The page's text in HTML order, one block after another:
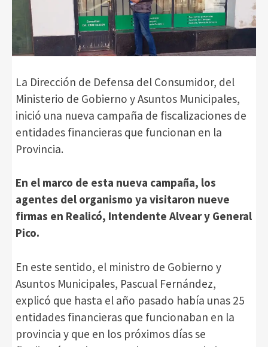
La Dirección de Defensa del Consumidor, del
Ministerio de Gobierno y Asuntos Municipales,
inició una nueva campaña de fiscalizaciones de
entidades financieras que funcionan en la
Provincia.
En el marco de esta nueva campaña, los
agentes del organismo ya visitaron nueve
firmas en Realicó, Intendente Alvear y General
Pico.
En este sentido, el ministro de Gobierno y
Asuntos Municipales, Pascual Fernández,
explicó que hasta el año pasado había unas 25
entidades financieras que funcionaban en la
provincia y que en los próximos días se